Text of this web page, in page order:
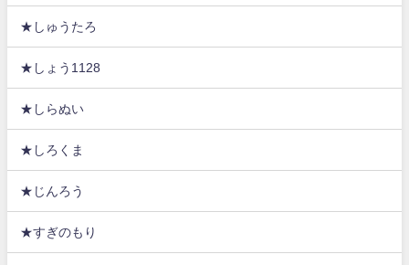
★しゅうたろ
★しょう1128
★しらぬい
★しろくま
★じんろう
★すぎのもり